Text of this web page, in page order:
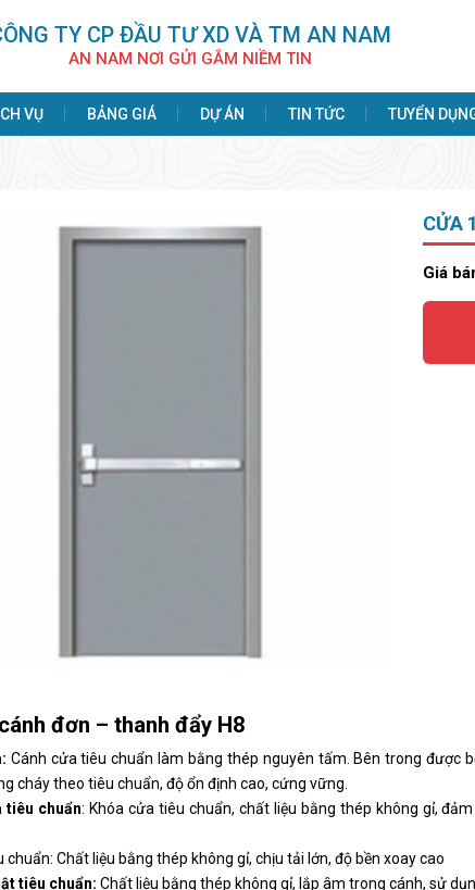
TY CP ÐẦU TƯ XD VÀ TM AN NAM
AN NAM NƠI GỬI GẮM NIỀM TIN
VỤ BẢNG GIÁ DỰ ÁN TIN TỨC TUYỂN
CỬA
Giá
đơn – thanh đẩy H8
Cánh cửa tiêu chuẩn làm bằng thép nguyên tấm. Bên trong được
cháy theo tiêu chuẩn, độ ổn định cao, cứng vững.
tiêu chuẩn: Khóa cửa tiêu chuẩn, chất liệu bằng thép không gỉ,
chuẩn: Chất liệu bằng thép không gỉ, chịu tải lớn, độ bền xoay cao
tiêu chuẩn: Chất liệu bằng thép không gỉ, lắp âm trong cánh, sử